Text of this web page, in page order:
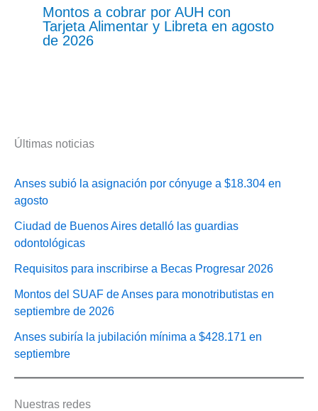
Montos a cobrar por AUH con
Tarjeta Alimentar y Libreta en agosto
de 2026
Últimas noticias
Anses subió la asignación por cónyuge a $18.304 en
agosto
Ciudad de Buenos Aires detalló las guardias
odontológicas
Requisitos para inscribirse a Becas Progresar 2026
Montos del SUAF de Anses para monotributistas en
septiembre de 2026
Anses subiría la jubilación mínima a $428.171 en
septiembre
Nuestras redes